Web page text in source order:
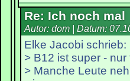
Re: Ich noch mal
Autor: dom | Datum:
Elke Jacobi schrieb:
> B12 ist super -
> Manche Leute